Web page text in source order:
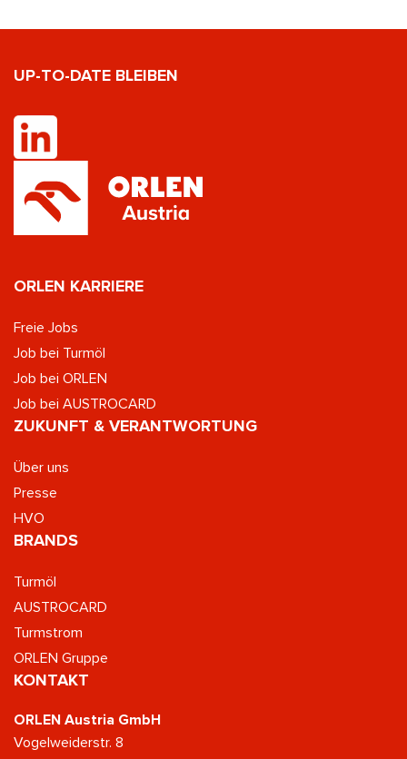
UP-TO-DATE BLEIBEN
ORLEN KARRIERE
Freie Jobs
Job bei Turmöl
Job bei ORLEN
Job bei AUSTROCARD
ZUKUNFT & VERANTWORTUNG
Über uns
Presse
HVO
BRANDS
Turmöl
AUSTROCARD
Turmstrom
ORLEN Gruppe
KONTAKT
ORLEN Austria GmbH
Vogelweiderstr. 8